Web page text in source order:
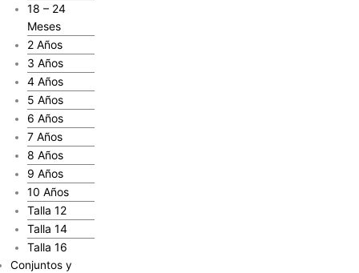
18 – 24
Meses
2 Años
3 Años
4 Años
5 Años
6 Años
7 Años
8 Años
9 Años
10 Años
Talla 12
Talla 14
Talla 16
Conjuntos y